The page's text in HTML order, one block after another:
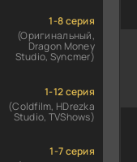
1-8 серия
(Оригинальный,
Dragon Money
Studio, Syncmer)
1-12 серия
(Coldfilm, HDrezka
Studio, TVShows)
1-7 серия